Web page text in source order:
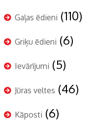
Gaļas ēdieni (110)
Griķu ēdieni (6)
Ievārījumi (5)
Jūras veltes (46)
Kāposti (6)